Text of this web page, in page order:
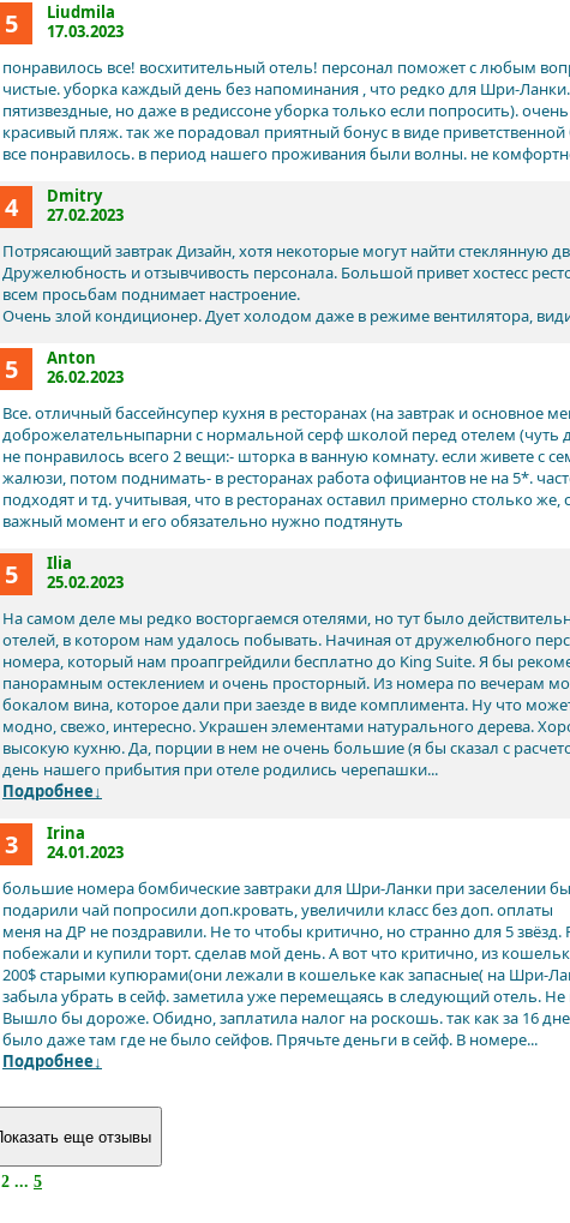
5
Liudmila
17.03.2023
понравилось все! восхитительный отель! персонал поможет с любым
чистые. уборка каждый день без напоминания , что редко для Шри-
пятизвездные, но даже в редиссоне уборка только если попросить).
красивый пляж. так же порадовал приятный бонус в виде
все понравилось. в период нашего проживания были волны. не
4
Dmitry
27.02.2023
Потрясающий завтрак Дизайн, хотя некоторые могут найти стеклянную
Дружелюбность и отзывчивость персонала. Большой привет хостесс
всем просьбам поднимает настроение.
Очень злой кондиционер. Дует холодом даже в режиме вентилятора,
5
Anton
26.02.2023
Все. отличный бассейнсупер кухня в ресторанах (на завтрак и основное
доброжелательныпарни с нормальной серф школой перед отелем (чуть
не понравилось всего 2 вещи:- шторка в ванную комнату. если живете с
жалюзи, потом поднимать- в ресторанах работа официантов не на 5*.
подходят и тд. учитывая, что в ресторанах оставил примерно столько же,
важный момент и его обязательно нужно подтянуть
5
Ilia
25.02.2023
На самом деле мы редко восторгаемся отелями, но тут было
отелей, в котором нам удалось побывать. Начиная от дружелюбного
номера, который нам проапгрейдили бесплатно до King Suite. Я бы
панорамным остеклением и очень просторный. Из номера по вечерам
бокалом вина, которое дали при заезде в виде комплимента. Ну что
модно, свежо, интересно. Украшен элементами натурального дерева.
высокую кухню. Да, порции в нем не очень большие (я бы сказал с
день нашего прибытия при отеле родились черепашки...
Подробнее↓
3
Irina
24.01.2023
большие номера бомбические завтраки для Шри-Ланки при заселении
подарили чай попросили доп.кровать, увеличили класс без доп. оплаты
меня на ДР не поздравили. Не то чтобы критично, но странно для 5
побежали и купили торт. сделав мой день. А вот что критично, из
200$ старыми купюрами(они лежали в кошельке как запасные( на Шри-
забыла убрать в сейф. заметила уже перемещаясь в следующий отель. Не
Вышло бы дороже. Обидно, заплатила налог на роскошь. так как за 16
было даже там где не было сейфов. Прячьте деньги в сейф. В номере...
Подробнее↓
2 ... 5